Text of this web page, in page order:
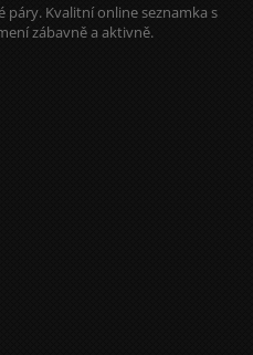
páry. Kvalitní online seznamka s
zábavně a aktivně.